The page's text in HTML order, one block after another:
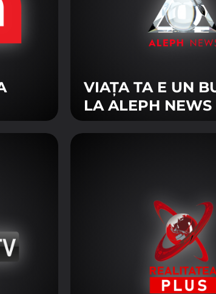
VIAȚA TA E UN
LA ALEPH NEWS
acordul vizitatorilor site-ului, fiind activate
în ce vă priveşte.